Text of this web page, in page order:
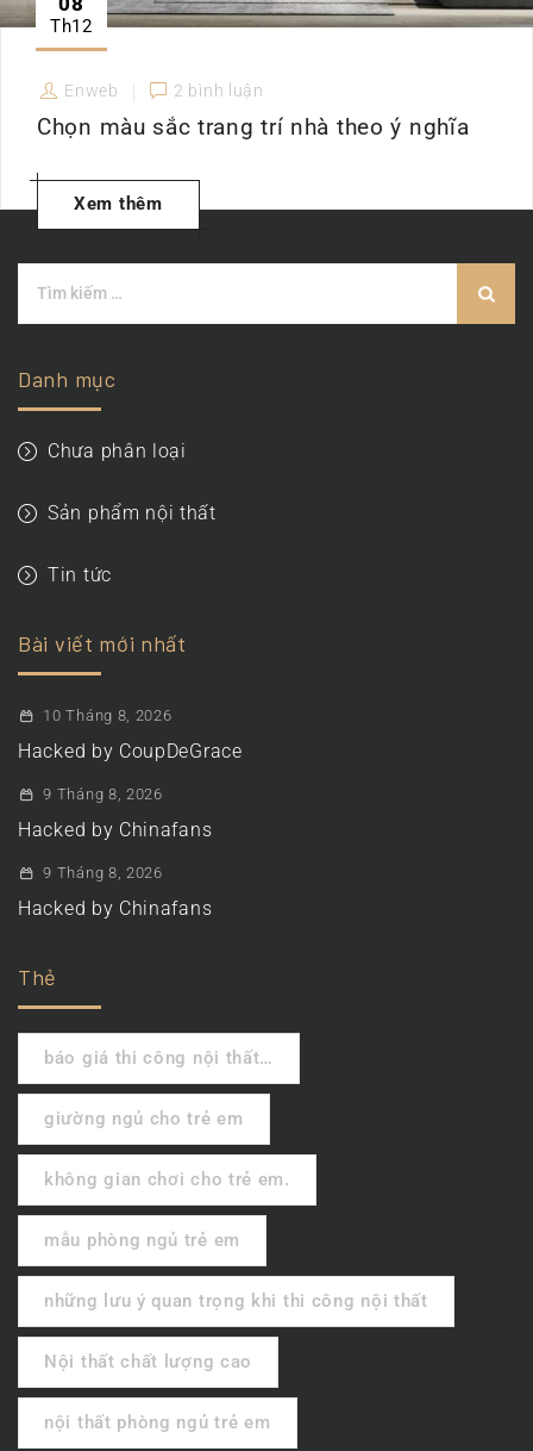
Th12
Enweb 2 bình luận
Chọn màu sắc trang trí nhà theo ý nghĩa
Xem thêm
Danh mục
Chưa phân loại
Sản phẩm nội thất
Tin tức
Bài viết mới nhất
10 Tháng 8, 2026
Hacked by CoupDeGrace
9 Tháng 8, 2026
Hacked by Chinafans
9 Tháng 8, 2026
Hacked by Chinafans
Thẻ
báo giá thi công nội thất…
giường ngủ cho trẻ em
không gian chơi cho trẻ em.
mẫu phòng ngủ trẻ em
những lưu ý quan trọng khi thi công nội thất
Nội thất chất lượng cao
nội thất phòng ngủ trẻ em